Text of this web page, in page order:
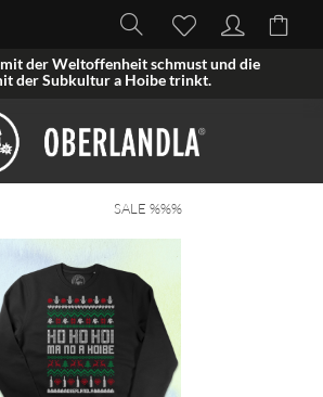
der Weltoffenheit schmust und die
der Subkultur a Hoibe trinkt.
SALE %%%